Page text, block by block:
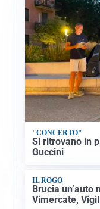
"CONCERTO"
Si ritrovano in
Guccini
IL ROGO
Brucia un’auto
Vimercate,